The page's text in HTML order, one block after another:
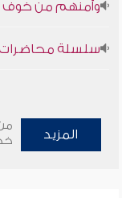
وأمنهم من خوف 9
سلسلة محاضرات
المزيد